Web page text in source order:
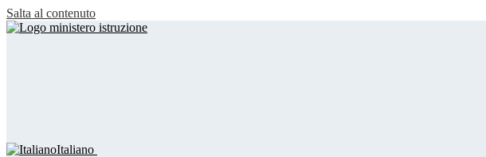
Salta al contenuto
Italiano